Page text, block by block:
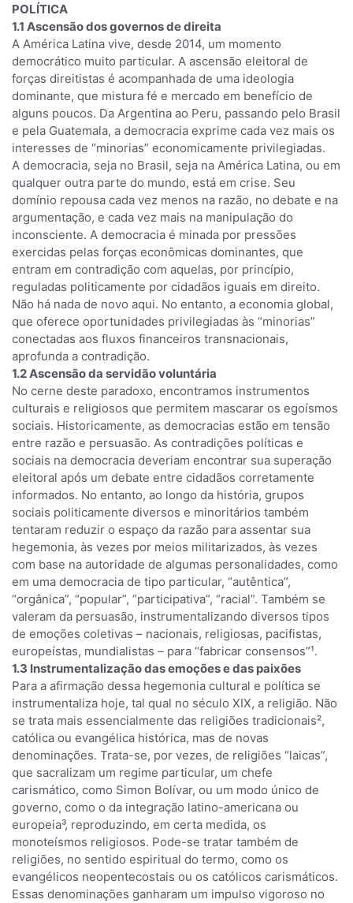
POLÍTICA
1.1 Ascensão dos governos de direita
A América Latina vive, desde 2014, um momento
democrático muito particular. A ascensão eleitoral de
forças direitistas é acompanhada de uma ideologia
dominante, que mistura fé e mercado em benefício de
alguns poucos. Da Argentina ao Peru, passando pelo Brasil
e pela Guatemala, a democracia exprime cada vez mais os
interesses de “minorias” economicamente privilegiadas.
A democracia, seja no Brasil, seja na América Latina, ou em
qualquer outra parte do mundo, está em crise. Seu
domínio repousa cada vez menos na razão, no debate e na
argumentação, e cada vez mais na manipulação do
inconsciente. A democracia é minada por pressões
exercidas pelas forças econômicas dominantes, que
entram em contradição com aquelas, por princípio,
reguladas politicamente por cidadãos iguais em direito.
Não há nada de novo aqui. No entanto, a economia global,
que oferece oportunidades privilegiadas às “minorias”
conectadas aos fluxos financeiros transnacionais,
aprofunda a contradição.
1.2 Ascensão da servidão voluntária
No cerne deste paradoxo, encontramos instrumentos
culturais e religiosos que permitem mascarar os egoísmos
sociais. Historicamente, as democracias estão em tensão
entre razão e persuasão. As contradições políticas e
sociais na democracia deveriam encontrar sua superação
eleitoral após um debate entre cidadãos corretamente
informados. No entanto, ao longo da história, grupos
sociais politicamente diversos e minoritários também
tentaram reduzir o espaço da razão para assentar sua
hegemonia, às vezes por meios militarizados, às vezes
com base na autoridade de algumas personalidades, como
em uma democracia de tipo particular, “autêntica”,
“orgânica”, “popular”, “participativa”, “racial”. Também se
valeram da persuasão, instrumentalizando diversos tipos
de emoções coletivas – nacionais, religiosas, pacifistas,
europeístas, mundialistas – para “fabricar consensos”¹.
1.3 Instrumentalização das emoções e das paixões
Para a afirmação dessa hegemonia cultural e política se
instrumentaliza hoje, tal qual no século XIX, a religião. Não
se trata mais essencialmente das religiões tradicionais²,
católica ou evangélica histórica, mas de novas
denominações. Trata-se, por vezes, de religiões “laicas”,
que sacralizam um regime particular, um chefe
carismático, como Simon Bolívar, ou um modo único de
governo, como o da integração latino-americana ou
europeia³, reproduzindo, em certa medida, os
monoteísmos religiosos. Pode-se tratar também de
religiões, no sentido espiritual do termo, como os
evangélicos neopentecostais ou os católicos carismáticos.
Essas denominações ganharam um impulso vigoroso no